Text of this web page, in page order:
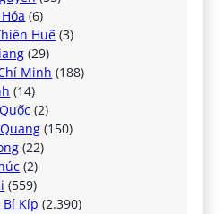
(6)
Huế (3)
(29)
Minh (188)
(14)
(2)
(150)
(22)
(2)
(559)
Kíp (2.390)